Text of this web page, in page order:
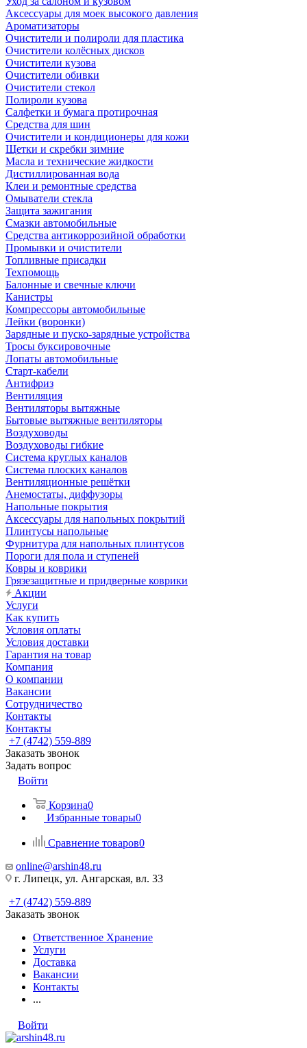
Аксессуары для моек высокого давления
Ароматизаторы
Очистители и полироли для пластика
Очистители колёсных дисков
Очистители кузова
Очистители обивки
Очистители стекол
Полироли кузова
Салфетки и бумага протирочная
Средства для шин
Очистители и кондиционеры для кожи
Щетки и скребки зимние
Масла и технические жидкости
Дистиллированная вода
Клеи и ремонтные средства
Омыватели стекла
Защита зажигания
Смазки автомобильные
Средства антикоррозийной обработки
Промывки и очистители
Топливные присадки
Техпомощь
Балонные и свечные ключи
Канистры
Компрессоры автомобильные
Лейки (воронки)
Зарядные и пуско-зарядные устройства
Тросы буксировочные
Лопаты автомобильные
Старт-кабели
Антифриз
Вентиляция
Вентиляторы вытяжные
Бытовые вытяжные вентиляторы
Воздуховоды
Воздуховоды гибкие
Система круглых каналов
Система плоских каналов
Вентиляционные решётки
Анемостаты, диффузоры
Напольные покрытия
Аксессуары для напольных покрытий
Плинтусы напольные
Фурнитура для напольных плинтусов
Пороги для пола и ступеней
Ковры и коврики
Грязезащитные и придверные коврики
Акции
Услуги
Как купить
Условия оплаты
Условия доставки
Гарантия на товар
Компания
О компании
Вакансии
Сотрудничество
Контакты
Контакты
+7 (4742) 559-889
Заказать звонок
Задать вопрос
Войти
Корзина0
Избранные товары0
Сравнение товаров0
online@arshin48.ru
г. Липецк, ул. Ангарская, вл. 33
+7 (4742) 559-889
Заказать звонок
Ответственное Хранение
Услуги
Доставка
Вакансии
Контакты
...
Войти